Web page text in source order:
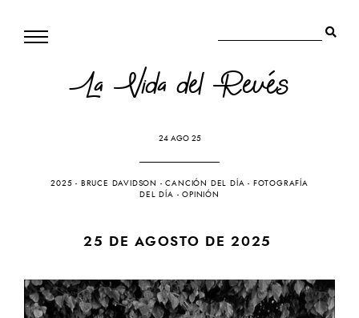
La Vida del Revés
24 AGO 25
2025 - BRUCE DAVIDSON -CANCIÓN DEL DÍA - FOTOGRAFÍA
DEL DÍA -OPINIÓN
25 DE AGOSTO DE 2025